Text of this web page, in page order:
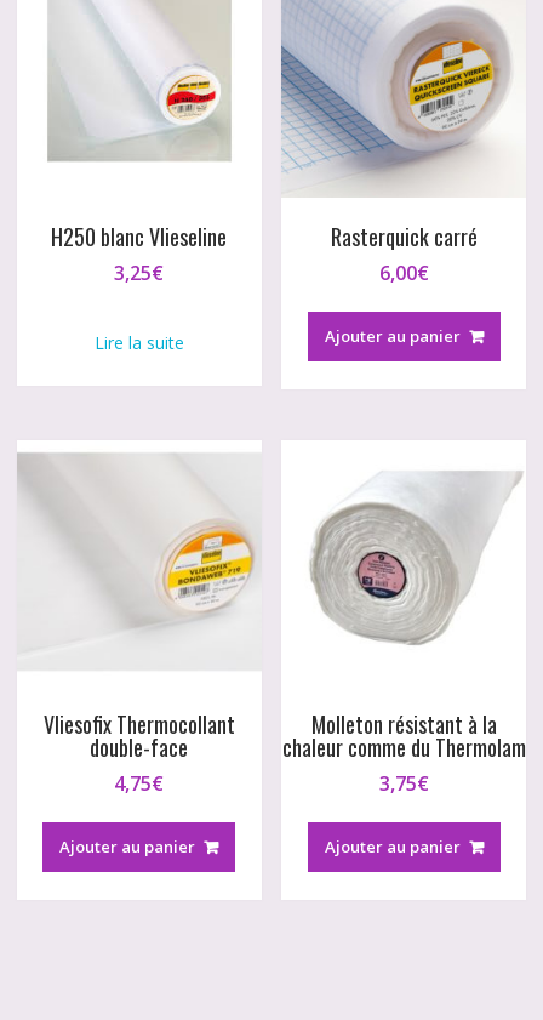
H250 blanc Vlieseline
3,25€
Lire la suite
Rasterquick carré
6,00€
Ajouter au panier
Vliesofix Thermocollant
double-face
4,75€
Ajouter au panier
Molleton résistant à la
chaleur comme du Thermolam
3,75€
Ajouter au panier